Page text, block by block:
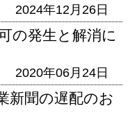
2024年12月26日
の発生と解消に
2020年06月24日
新聞の遅配のお